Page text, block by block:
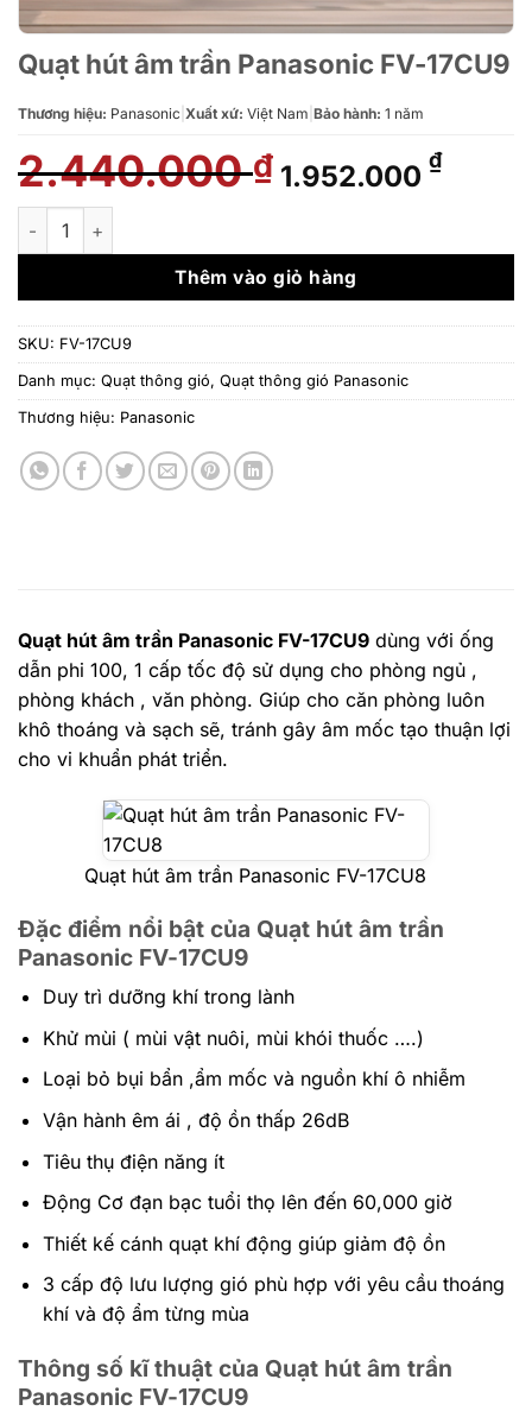
Quạt hút âm trần Panasonic FV-17CU9
Thương hiệu: Panasonic Xuất xứ: Việt Nam Bảo hành: 1 năm
2.440.000₫ Giá
gốc
2.440.000 ₫.
1.952.000 ₫Giá
là:
Quạt hút âm trần Panasonic FV-17CU9 số lượng
Thêm vào giỏ hàng
SKU: FV-17CU9
Danh mục: Quạt thông gió, Quạt thông gió Panasonic
Thương hiệu: Panasonic
Quạt hút âm trần Panasonic FV-17CU9 dùng với ống
dẫn phi 100, 1 cấp tốc độ sử dụng cho phòng ngủ ,
phòng khách , văn phòng. Giúp cho căn phòng luôn
khô thoáng và sạch sẽ, tránh gây âm mốc tạo thuận lợi
cho vi khuẩn phát triển.
Quạt hút âm trần Panasonic FV-17CU8
Đặc điểm nổi bật của Quạt hút âm trần
Panasonic FV-17CU9
Duy trì dưỡng khí trong lành
Khử mùi ( mùi vật nuôi, mùi khói thuốc ….)
Loại bỏ bụi bẩn ,ẩm mốc và nguồn khí ô nhiễm
Vận hành êm ái , độ ồn thấp 26dB
Tiêu thụ điện năng ít
Động Cơ đạn bạc tuổi thọ lên đến 60,000 giờ
Thiết kế cánh quạt khí động giúp giảm độ ồn
3 cấp độ lưu lượng gió phù hợp với yêu cầu thoáng
khí và độ ẩm từng mùa
Thông số kĩ thuật của Quạt hút âm trần
Panasonic FV-17CU9